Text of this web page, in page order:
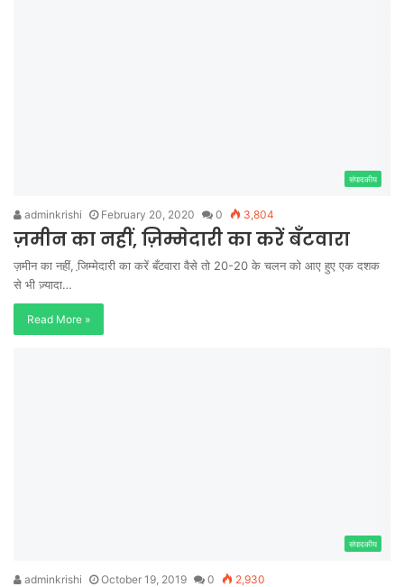
संपादकीय
adminkrishi February 20, 2020 0 3,804
ज़मीन का नहीं, ज़िम्मेदारी का करें बँटवारा
ज़मीन का नहीं, जि़म्मेदारी का करें बँटवारा वैसे तो 20-20 के चलन को आए हुए एक दशक
से भी ज़्यादा…
Read More »
संपादकीय
adminkrishi October 19, 2019 0 2,930